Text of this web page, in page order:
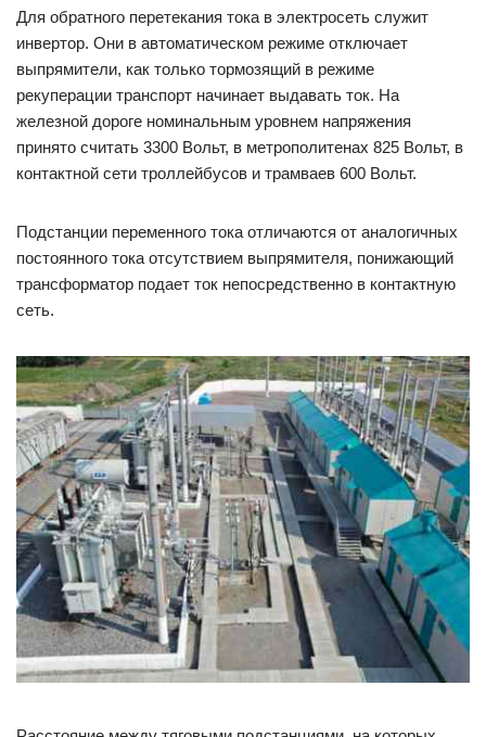
Для обратного перетекания тока в электросеть служит
инвертор. Они в автоматическом режиме отключает
выпрямители, как только тормозящий в режиме
рекуперации транспорт начинает выдавать ток. На
железной дороге номинальным уровнем напряжения
принято считать 3300 Вольт, в метрополитенах 825 Вольт, в
контактной сети троллейбусов и трамваев 600 Вольт.
Подстанции переменного тока отличаются от аналогичных
постоянного тока отсутствием выпрямителя, понижающий
трансформатор подает ток непосредственно в контактную
сеть.